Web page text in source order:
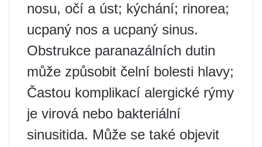
nosu, očí a úst; kýchání; rinorea;
ucpaný nos a ucpaný sinus.
Obstrukce paranazálních dutin
může způsobit čelní bolesti hlavy;
Častou komplikací alergické rýmy
je virová nebo bakteriální
sinusitida. Může se také objevit